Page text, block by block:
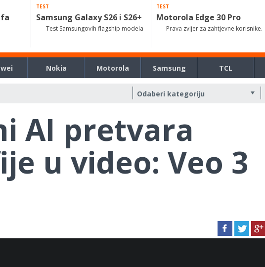
TEST
Samsung Galaxy S26 i S26+
Test Samsungovih flagship modela
TEST
Motorola Edge 30 Pro
Prava zvijer za zahtjevne korisnike.
Nokia Motorola Samsung TCL
AI pretvara
u video: Veo 3